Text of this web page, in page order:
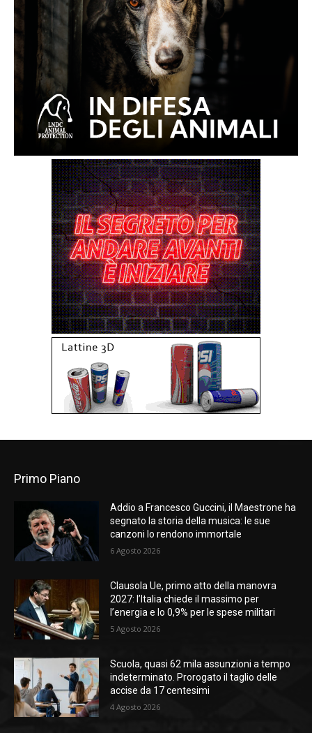
Primo Piano
Addio a Francesco Guccini, il Maestrone ha
segnato la storia della musica: le sue
canzoni lo rendono immortale
6 Agosto 2026
Clausola Ue, primo atto della manovra
2027: l’Italia chiede il massimo per
l’energia e lo 0,9% per le spese militari
5 Agosto 2026
Scuola, quasi 62 mila assunzioni a tempo
indeterminato. Prorogato il taglio delle
accise da 17 centesimi
4 Agosto 2026